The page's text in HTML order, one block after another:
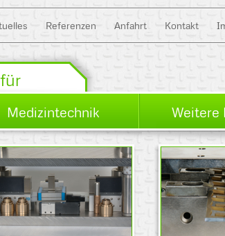
Referenzen Anfahrt Kontakt
Medizintechnik Weitere